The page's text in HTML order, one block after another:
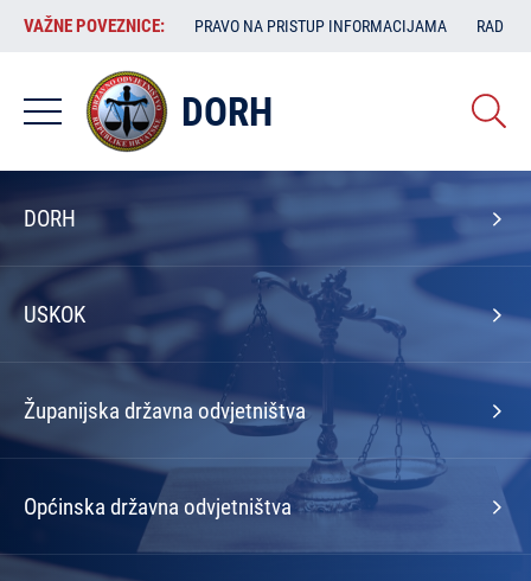
Skoči
sadržaj
VAŽNE
POVEZNICE:
VAŽNE POVEZNICE: PRAVO NA PRISTUP INFORMACIJAMA RAD
DORH
Izbornik
na
naslovnoj
DORH
USKOK
Županijska državna odvjetništva
Općinska državna odvjetništva